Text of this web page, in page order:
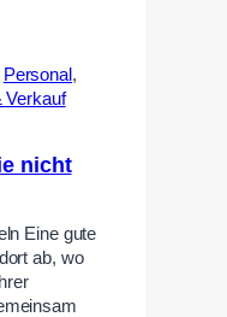
Personal,
Verkauf
nicht
Eine gute
ab, wo